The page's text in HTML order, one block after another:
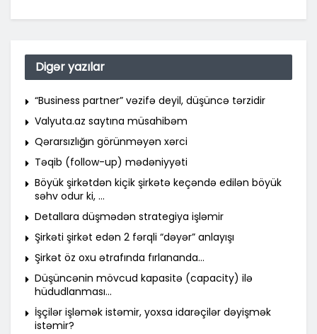
Digər yazılar
“Business partner” vəzifə deyil, düşüncə tərzidir
Valyuta.az saytına müsahibəm
Qərarsızlığın görünməyən xərci
Təqib (follow-up) mədəniyyəti
Böyük şirkətdən kiçik şirkətə keçəndə edilən böyük
səhv odur ki, …
Detallara düşmədən strategiya işləmir
Şirkəti şirkət edən 2 fərqli “dəyər” anlayışı
Şirkət öz oxu ətrafında fırlananda…
Düşüncənin mövcud kapasitə (capacity) ilə
hüdudlanması…
İşçilər işləmək istəmir, yoxsa idarəçilər dəyişmək
istəmir?